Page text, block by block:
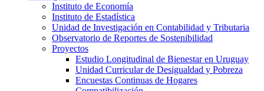
Instituto de Economía
Instituto de Estadística
Unidad de Investigación en Contabilidad y Tributaria
Observatorio de Reportes de Sostenibilidad
Proyectos
Estudio Longitudinal de Bienestar en Uruguay
Unidad Curricular de Desigualdad y Pobreza
Encuestas Continuas de Hogares